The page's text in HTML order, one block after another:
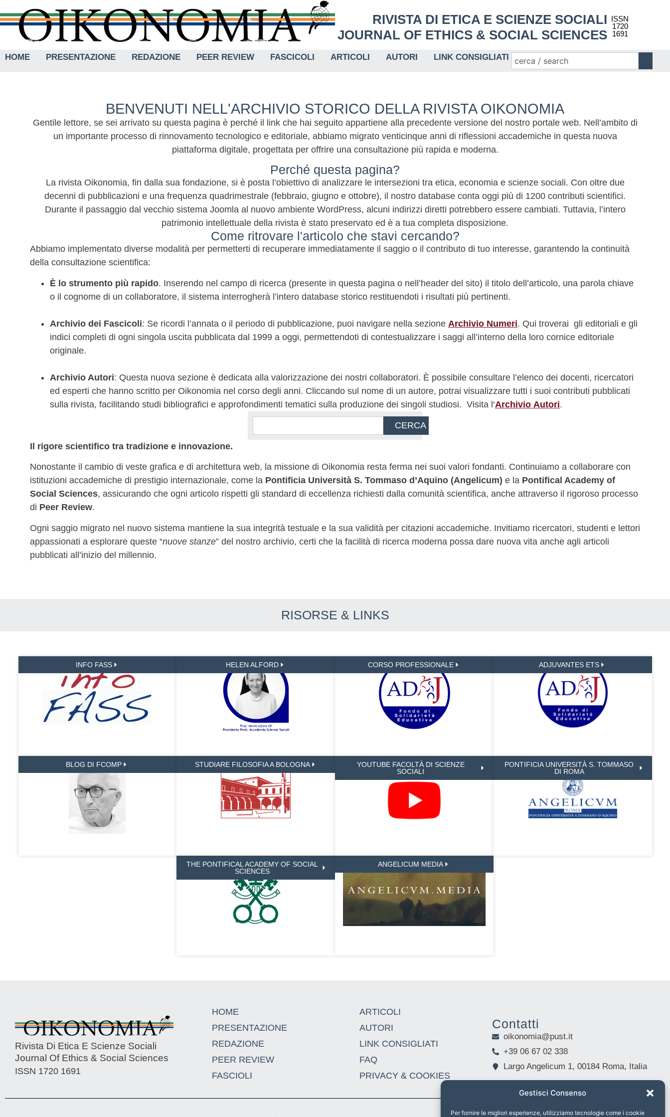
Gestisci Consenso
Per fornire le migliori esperienze, utilizziamo tecnologie come i cookie
RIVISTA DI ETICA E SCIENZE SOCIALI
JOURNAL OF ETHICS & SOCIAL SCIENCES
ISSN
1720
1691
HOME PRESENTAZIONE REDAZIONE PEER REVIEW FASCICOLI ARTICOLI AUTORI LINK CONSIGLIATI
BENVENUTI NELL'ARCHIVIO STORICO DELLA RIVISTA OIKONOMIA
Gentile lettore, se sei arrivato su questa pagina è perché il link che hai seguito appartiene alla precedente versione del nostro portale web. Nell’ambito di
un importante processo di rinnovamento tecnologico e editoriale, abbiamo migrato venticinque anni di riflessioni accademiche in questa nuova
piattaforma digitale, progettata per offrire una consultazione più rapida e moderna.
Perché questa pagina?
La rivista Oikonomia, fin dalla sua fondazione, si è posta l’obiettivo di analizzare le intersezioni tra etica, economia e scienze sociali. Con oltre due
decenni di pubblicazioni e una frequenza quadrimestrale (febbraio, giugno e ottobre), il nostro database conta oggi più di 1200 contributi scientifici.
Durante il passaggio dal vecchio sistema Joomla al nuovo ambiente WordPress, alcuni indirizzi diretti potrebbero essere cambiati. Tuttavia, l’intero
patrimonio intellettuale della rivista è stato preservato ed è a tua completa disposizione.
Come ritrovare l'articolo che stavi cercando?
Abbiamo implementato diverse modalità per permetterti di recuperare immediatamente il saggio o il contributo di tuo interesse, garantendo la continuità
della consultazione scientifica:
È lo strumento più rapido. Inserendo nel campo di ricerca (presente in questa pagina o nell’header del sito) il titolo dell’articolo, una parola chiave
o il cognome di un collaboratore, il sistema interrogherà l’intero database storico restituendoti i risultati più pertinenti.
Archivio dei Fascicoli: Se ricordi l’annata o il periodo di pubblicazione, puoi navigare nella sezione Archivio Numeri. Qui troverai gli editoriali e gli
indici completi di ogni singola uscita pubblicata dal 1999 a oggi, permettendoti di contestualizzare i saggi all’interno della loro cornice editoriale
originale.
Archivio Autori: Questa nuova sezione è dedicata alla valorizzazione dei nostri collaboratori. È possibile consultare l’elenco dei docenti, ricercatori
ed esperti che hanno scritto per Oikonomia nel corso degli anni. Cliccando sul nome di un autore, potrai visualizzare tutti i suoi contributi pubblicati
sulla rivista, facilitando studi bibliografici e approfondimenti tematici sulla produzione dei singoli studiosi. Visita l‘Archivio Autori.
CERCA
Il rigore scientifico tra tradizione e innovazione.
Nonostante il cambio di veste grafica e di architettura web, la missione di Oikonomia resta ferma nei suoi valori fondanti. Continuiamo a collaborare con
istituzioni accademiche di prestigio internazionale, come la Pontificia Università S. Tommaso d’Aquino (Angelicum) e la Pontifical Academy of
Social Sciences, assicurando che ogni articolo rispetti gli standard di eccellenza richiesti dalla comunità scientifica, anche attraverso il rigoroso processo
di Peer Review.
Ogni saggio migrato nel nuovo sistema mantiene la sua integrità testuale e la sua validità per citazioni accademiche. Invitiamo ricercatori, studenti e lettori
appassionati a esplorare queste “nuove stanze” del nostro archivio, certi che la facilità di ricerca moderna possa dare nuova vita anche agli articoli
pubblicati all’inizio del millennio.
RISORSE & LINKS
INFO FASS HELEN ALFORD CORSO PROFESSIONALE ADJUVANTES ETS
BLOG DI FCOMP STUDIARE FILOSOFIA A BOLOGNA
YOUTUBE FACOLTÀ DI SCIENZE
SOCIALI
PONTIFICIA UNIVERSITÀ S. TOMMASO
DI ROMA
THE PONTIFICAL ACADEMY OF SOCIAL
SCIENCES
ANGELICUM MEDIA
Rivista Di Etica E Scienze Sociali
Journal Of Ethics & Social Sciences
ISSN 1720 1691
HOME
PRESENTAZIONE
REDAZIONE
PEER REVIEW
FASCIOLI
ARTICOLI
AUTORI
LINK CONSIGLIATI
FAQ
PRIVACY & COOKIES
Contatti
oikonomia@pust.it
+39 06 67 02 338
Largo Angelicum 1, 00184 Roma, Italia